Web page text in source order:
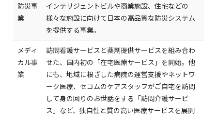
防災事
業
インテリジェントビルや商業施設、住宅などの
様々な施設に向けて日本の高品質な防災システム
を提供する事業。
メディ
カル事
業
訪問看護サービスと薬剤提供サービスを組み合わ
せた、国内初の「在宅医療サービス」を開始。他
にも、地域に根ざした病院の運営支援やネットワ
ーク医療、セコムのケアスタッフがご自宅を訪問
して身の回りのお世話をする「訪問介護サービ
ス」など、独自性と質の高い医療サービスを展開